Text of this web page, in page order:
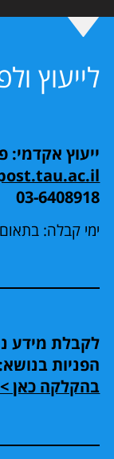
לייעוץ
ייעוץ אקדמי:
03-6408918
ימי קבלה:
לקבלת מידע
הפניות
בהקלקה כאן